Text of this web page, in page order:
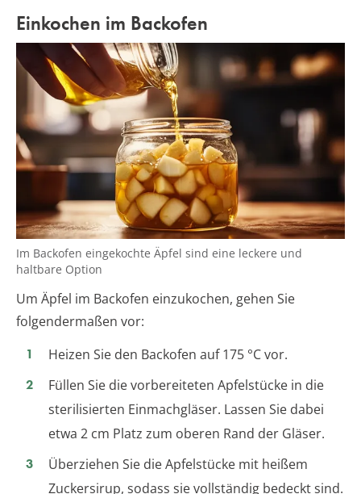
Einkochen im Backofen
Im Backofen eingekochte Äpfel sind eine leckere und
haltbare Option
Um Äpfel im Backofen einzukochen, gehen Sie
folgendermaßen vor:
Heizen Sie den Backofen auf 175 °C vor.
Füllen Sie die vorbereiteten Apfelstücke in die
sterilisierten Einmachgläser. Lassen Sie dabei
etwa 2 cm Platz zum oberen Rand der Gläser.
Überziehen Sie die Apfelstücke mit heißem
Zuckersirup, sodass sie vollständig bedeckt sind.